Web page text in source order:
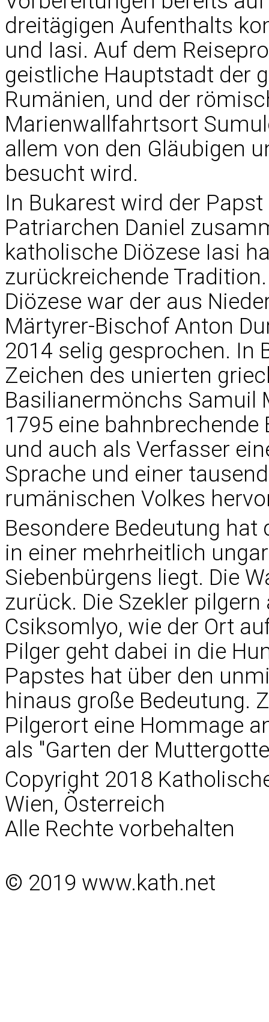
dreitägigen Aufenthalts
und Iasi. Auf dem
geistliche Hauptstadt der
Rumänien, und der
Marienwallfahrtsort
allem von den Gläubigen
besucht wird.
In Bukarest wird der
Patriarchen Daniel
katholische Diözese Iasi
zurückreichende
Diözese war der aus
Märtyrer-Bischof Anton
2014 selig gesprochen. In
Zeichen des unierten
Basilianermönchs Samuil
1795 eine
und auch als Verfasser
Sprache und einer
rumänischen Volkes
Besondere Bedeutung hat
in einer mehrheitlich
Siebenbürgens liegt. Die
zurück. Die Szekler
Csiksomlyo, wie der Ort
Pilger geht dabei in die
Papstes hat über den
hinaus große Bedeutung.
Pilgerort eine Hommage
als "Garten der
Copyright 2018
Wien, Österreich
Alle Rechte vorbehalten
© 2019 www.kath.net